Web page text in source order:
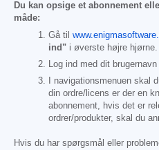
Du kan opsige et abonnement
måde:
Gå til
ind" i øverste højre hjørne.
Log ind med dit
I navigationsmenuen skal
din ordre/licens er der en
abonnement, hvis det er
ordrer/produkter, skal du
Hvis du har spørgsmål eller